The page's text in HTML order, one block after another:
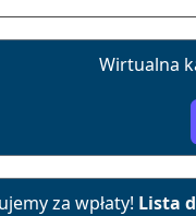
Wirtualna
za wpłaty! Lista